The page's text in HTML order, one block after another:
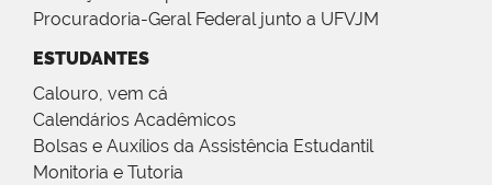
Procuradoria-Geral Federal junto a UFVJM
ESTUDANTES
Calouro, vem cá
Calendários Acadêmicos
Bolsas e Auxílios da Assistência Estudantil
Monitoria e Tutoria